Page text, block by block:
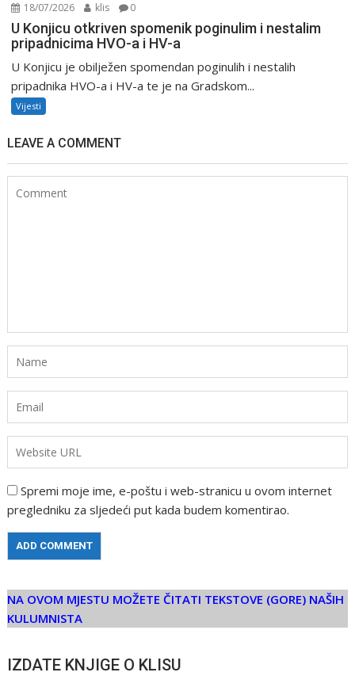
18/07/2026 klis 0
U Konjicu otkriven spomenik poginulim i nestalim
pripadnicima HVO-a i HV-a
U Konjicu je obilježen spomendan poginulih i nestalih
pripadnika HVO-a i HV-a te je na Gradskom...
Vijesti
LEAVE A COMMENT
Spremi moje ime, e-poštu i web-stranicu u ovom internet
pregledniku za sljedeći put kada budem komentirao.
NA OVOM MJESTU MOŽETE ČITATI TEKSTOVE (GORE) NAŠIH
KULUMNISTA
IZDATE KNJIGE O KLISU